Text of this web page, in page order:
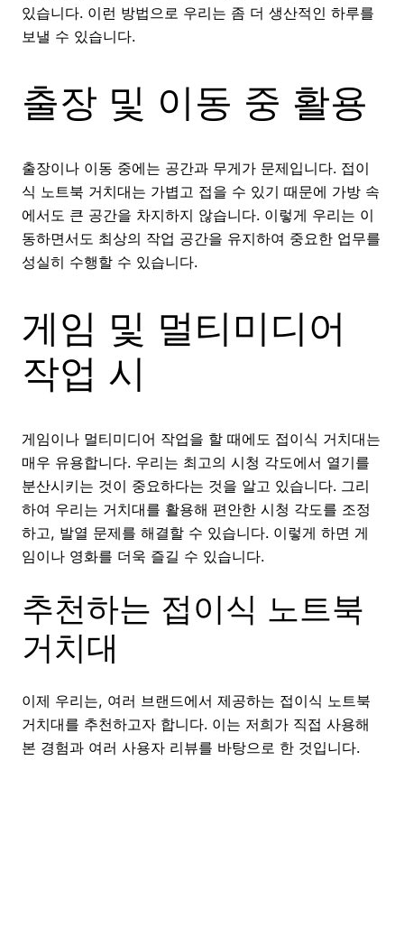
있습니다. 이런 방법으로 우리는 좀 더 생산적인 하루를
보낼 수 있습니다.
출장 및 이동 중 활용
출장이나 이동 중에는 공간과 무게가 문제입니다. 접이
식 노트북 거치대는 가볍고 접을 수 있기 때문에 가방 속
에서도 큰 공간을 차지하지 않습니다. 이렇게 우리는 이
동하면서도 최상의 작업 공간을 유지하여 중요한 업무를
성실히 수행할 수 있습니다.
게임 및 멀티미디어
작업 시
게임이나 멀티미디어 작업을 할 때에도 접이식 거치대는
매우 유용합니다. 우리는 최고의 시청 각도에서 열기를
분산시키는 것이 중요하다는 것을 알고 있습니다. 그리
하여 우리는 거치대를 활용해 편안한 시청 각도를 조정
하고, 발열 문제를 해결할 수 있습니다. 이렇게 하면 게
임이나 영화를 더욱 즐길 수 있습니다.
추천하는 접이식 노트북
거치대
이제 우리는, 여러 브랜드에서 제공하는 접이식 노트북
거치대를 추천하고자 합니다. 이는 저희가 직접 사용해
본 경험과 여러 사용자 리뷰를 바탕으로 한 것입니다.